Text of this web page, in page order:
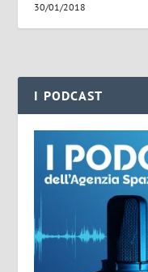
30/01/2018
I PODCAST